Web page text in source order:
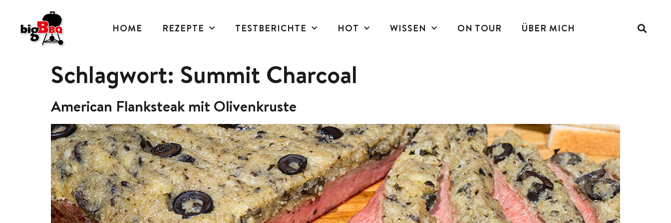
HOME REZEPTE TESTBERICHTE HOT WISSEN ON TOUR ÜBER MICH
Schlagwort: Summit Charcoal
American Flanksteak mit Olivenkruste